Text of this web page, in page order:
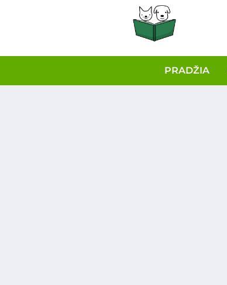
PRADŽIA